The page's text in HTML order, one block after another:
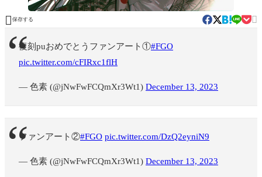
 保存する 
復刻puおめでとうファンアート①#FGO
pic.twitter.com/cFIRxc1flH
— 色素 (@jNwFwFCQmXr3Wt1) December 13, 2023
ファンアート②#FGO pic.twitter.com/DzQ2eyniN9
— 色素 (@jNwFwFCQmXr3Wt1) December 13, 2023